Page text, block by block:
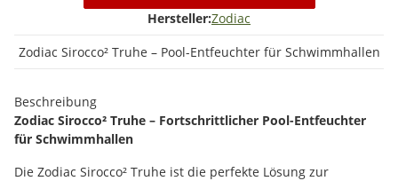
Hersteller:Zodiac
Zodiac Sirocco² Truhe – Pool-Entfeuchter für Schwimmhallen
Beschreibung
Zodiac Sirocco² Truhe – Fortschrittlicher Pool-Entfeuchter
für Schwimmhallen
Die Zodiac Sirocco² Truhe ist die perfekte Lösung zur